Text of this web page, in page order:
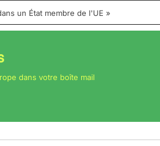
un État membre de l'UE »
dans votre boîte mail